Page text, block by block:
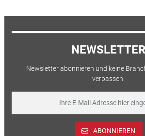
NEWSLETTER
Newsletter abonnieren und keine
verpassen.
ABONNIEREN